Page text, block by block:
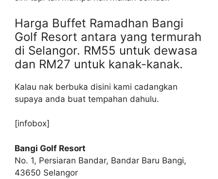
Harga Buffet Ramadhan Bangi
Golf Resort antara yang termurah
di Selangor. RM55 untuk dewasa
dan RM27 untuk kanak-kanak.
Kalau nak berbuka disini kami cadangkan
supaya anda buat tempahan dahulu.
[infobox]
Bangi Golf Resort
No. 1, Persiaran Bandar, Bandar Baru Bangi,
43650 Selangor